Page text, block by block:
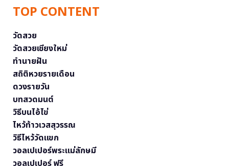
TOP CONTENT
วัดสวย
วัดสวยเชียงใหม่
ทำนายฝัน
สถิติหวยรายเดือน
ดวงรายวัน
บทสวดมนต์
วิธีบนไอ้ไข่
ไหว้ท้าวเวสสุวรรณ
วิธีไหว้วัดแขก
วอลเปเปอร์พระแม่ลักษมี
วอลเปเปอร์ ฟรี